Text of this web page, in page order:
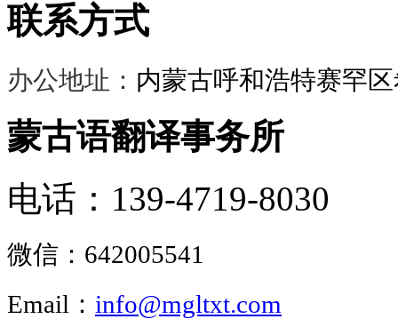
联系方式
办公地址： 内蒙古呼和浩特赛罕
蒙古语翻译事务所
电话：139-4719-8030
微信： 642005541
Email： info@mgltxt.com